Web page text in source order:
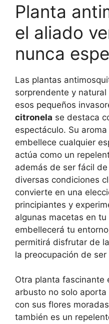
Planta
el aliado
nunca
Las plantas
sorprendente y
esos pequeños
citronela se destaca
espectáculo. Su
embellece cualquier
actúa como un
además de ser fácil
diversas condiciones
convierte en una
principiantes y
algunas macetas en
embellecerá tu
permitirá disfrutar de
la preocupación de ser
Otra planta fascinante
arbusto no solo
con sus flores
también es un